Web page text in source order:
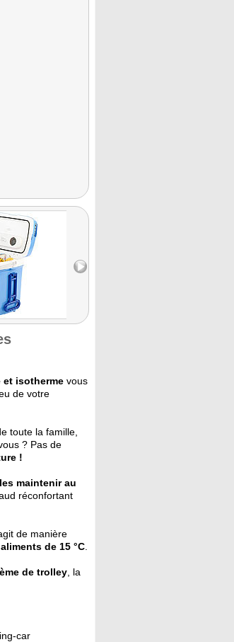
et isotherme vous
de votre
toute la famille,
? Pas de
!
les maintenir au
réconfortant
de manière
de 15 °C
de trolley , la
car